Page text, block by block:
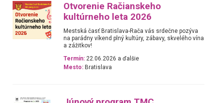
Otvorenie Račianskeho
kultúrneho leta 2026
Mestská časť Bratislava-Rača vás srdečne pozýva
na parádny víkend plný kultúry, zábavy, skvelého vína
a zážitkov!
Termín: 22.06.2026 a ďalšie
Mesto: Bratislava